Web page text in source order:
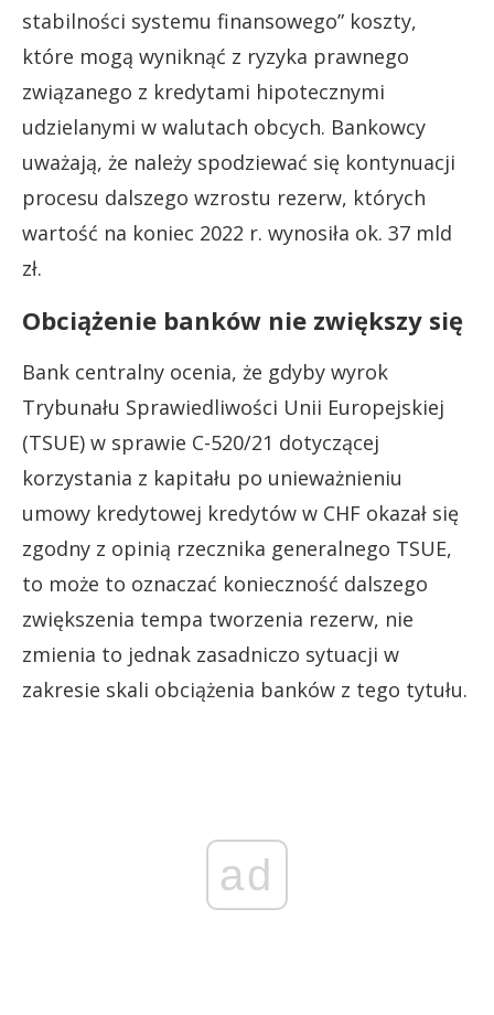
stabilności systemu finansowego” koszty,
które mogą wyniknąć z ryzyka prawnego
związanego z kredytami hipotecznymi
udzielanymi w walutach obcych. Bankowcy
uważają, że należy spodziewać się kontynuacji
procesu dalszego wzrostu rezerw, których
wartość na koniec 2022 r. wynosiła ok. 37 mld
zł.
Obciążenie banków nie zwiększy się
Bank centralny ocenia, że gdyby wyrok
Trybunału Sprawiedliwości Unii Europejskiej
(TSUE) w sprawie C-520/21 dotyczącej
korzystania z kapitału po unieważnieniu
umowy kredytowej kredytów w CHF okazał się
zgodny z opinią rzecznika generalnego TSUE,
to może to oznaczać konieczność dalszego
zwiększenia tempa tworzenia rezerw, nie
zmienia to jednak zasadniczo sytuacji w
zakresie skali obciążenia banków z tego tytułu.
ad